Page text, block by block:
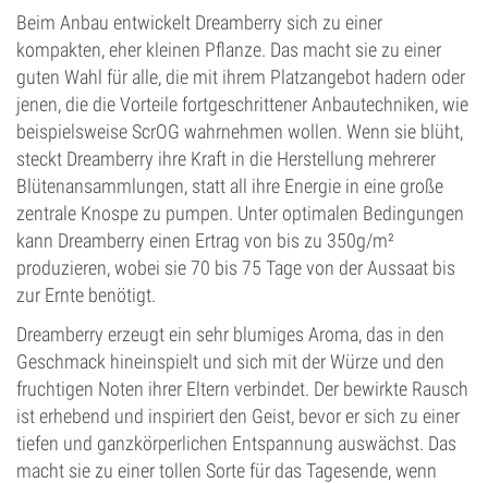
Beim Anbau entwickelt Dreamberry sich zu einer
kompakten, eher kleinen Pflanze. Das macht sie zu einer
guten Wahl für alle, die mit ihrem Platzangebot hadern oder
jenen, die die Vorteile fortgeschrittener Anbautechniken, wie
beispielsweise ScrOG wahrnehmen wollen. Wenn sie blüht,
steckt Dreamberry ihre Kraft in die Herstellung mehrerer
Blütenansammlungen, statt all ihre Energie in eine große
zentrale Knospe zu pumpen. Unter optimalen Bedingungen
kann Dreamberry einen Ertrag von bis zu 350g/m²
produzieren, wobei sie 70 bis 75 Tage von der Aussaat bis
zur Ernte benötigt.
Dreamberry erzeugt ein sehr blumiges Aroma, das in den
Geschmack hineinspielt und sich mit der Würze und den
fruchtigen Noten ihrer Eltern verbindet. Der bewirkte Rausch
ist erhebend und inspiriert den Geist, bevor er sich zu einer
tiefen und ganzkörperlichen Entspannung auswächst. Das
macht sie zu einer tollen Sorte für das Tagesende, wenn